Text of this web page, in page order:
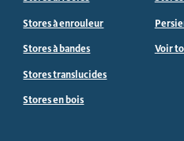
Stores à enrouleur
Stores à bandes
Stores translucides
Stores en bois
Voir